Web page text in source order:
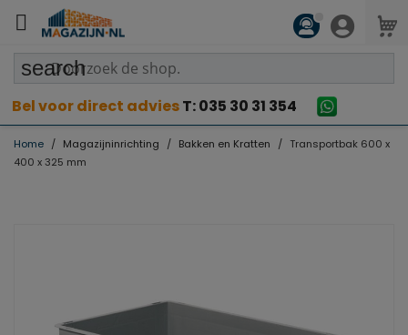

search
Bel voor direct adviesT: 035 30 31 354
Home Magazijninrichting Bakken en Kratten
Transportbak 600 x
400 x 325 mm